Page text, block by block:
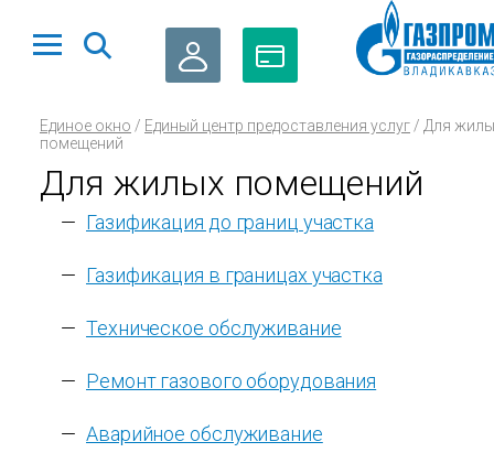
Единое окно / Единый центр предоставления услуг / Для
помещений
Для жилых помещений
Газификация до границ участка
Газификация в границах участка
Техническое обслуживание
Ремонт газового оборудования
Аварийное обслуживание